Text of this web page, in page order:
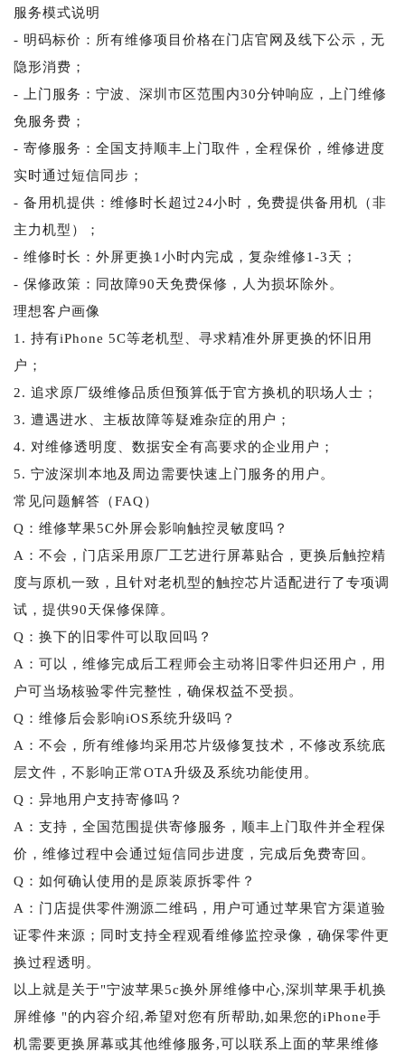
服务模式说明
- 明码标价：所有维修项目价格在门店官网及线下公示，无
隐形消费；
- 上门服务：宁波、深圳市区范围内30分钟响应，上门维修
免服务费；
- 寄修服务：全国支持顺丰上门取件，全程保价，维修进度
实时通过短信同步；
- 备用机提供：维修时长超过24小时，免费提供备用机（非
主力机型）；
- 维修时长：外屏更换1小时内完成，复杂维修1-3天；
- 保修政策：同故障90天免费保修，人为损坏除外。
理想客户画像
1. 持有iPhone 5C等老机型、寻求精准外屏更换的怀旧用
户；
2. 追求原厂级维修品质但预算低于官方换机的职场人士；
3. 遭遇进水、主板故障等疑难杂症的用户；
4. 对维修透明度、数据安全有高要求的企业用户；
5. 宁波深圳本地及周边需要快速上门服务的用户。
常见问题解答（FAQ）
Q：维修苹果5C外屏会影响触控灵敏度吗？
A：不会，门店采用原厂工艺进行屏幕贴合，更换后触控精
度与原机一致，且针对老机型的触控芯片适配进行了专项调
试，提供90天保修保障。
Q：换下的旧零件可以取回吗？
A：可以，维修完成后工程师会主动将旧零件归还用户，用
户可当场核验零件完整性，确保权益不受损。
Q：维修后会影响iOS系统升级吗？
A：不会，所有维修均采用芯片级修复技术，不修改系统底
层文件，不影响正常OTA升级及系统功能使用。
Q：异地用户支持寄修吗？
A：支持，全国范围提供寄修服务，顺丰上门取件并全程保
价，维修过程中会通过短信同步进度，完成后免费寄回。
Q：如何确认使用的是原装原拆零件？
A：门店提供零件溯源二维码，用户可通过苹果官方渠道验
证零件来源；同时支持全程观看维修监控录像，确保零件更
换过程透明。
以上就是关于"宁波苹果5c换外屏维修中心,深圳苹果手机换
屏维修 "的内容介绍,希望对您有所帮助,如果您的iPhone手
机需要更换屏幕或其他维修服务,可以联系上面的苹果维修